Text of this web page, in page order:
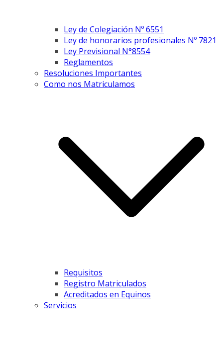
Ley de Colegiación Nº 6551
Ley de honorarios profesionales Nº 7821
Ley Previsional N°8554
Reglamentos
Resoluciones Importantes
Como nos Matriculamos
Requisitos
Registro Matriculados
Acreditados en Equinos
Servicios